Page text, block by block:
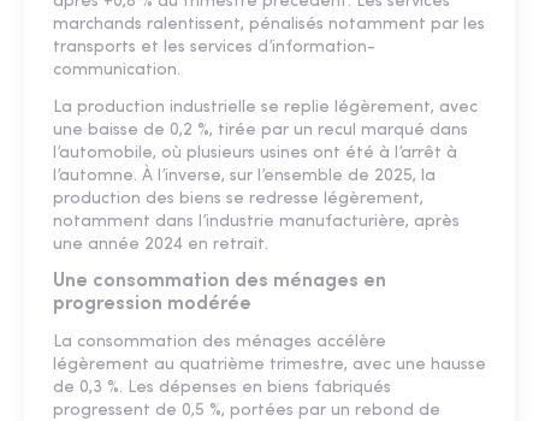
marchands ralentissent, pénalisés notamment par les
transports et les services d’information-
communication.
La production industrielle se replie légèrement, avec
une baisse de 0,2 %, tirée par un recul marqué dans
l’automobile, où plusieurs usines ont été à l’arrêt à
l’automne. À l’inverse, sur l’ensemble de 2025, la
production des biens se redresse légèrement,
notamment dans l’industrie manufacturière, après
une année 2024 en retrait.
Une consommation des ménages en
progression modérée
La consommation des ménages accélère
légèrement au quatrième trimestre, avec une hausse
de 0,3 %. Les dépenses en biens fabriqués
progressent de 0,5 %, portées par un rebond de